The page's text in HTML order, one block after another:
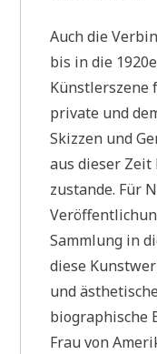
Auch die
bis in die
Künstlerszene
private und
Skizzen und
aus dieser
zustande. Für
Sammlung in
diese
und
biographische
Frau von